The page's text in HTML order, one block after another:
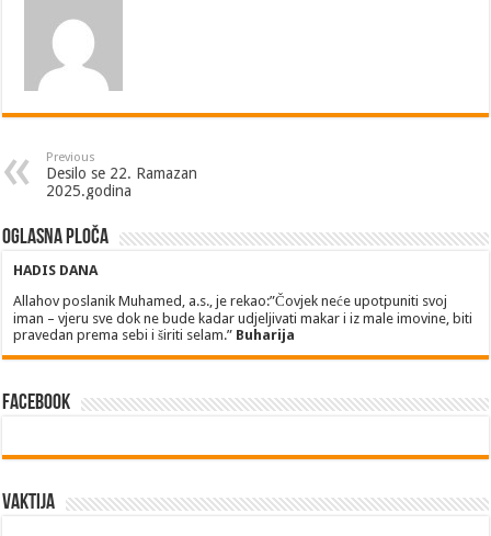
Previous
Desilo se 22. Ramazan
2025.godina
Oglasna ploča
HADIS DANA
Allahov poslanik Muhamed, a.s., je rekao:”Čovjek neće upotpuniti svoj
iman – vjeru sve dok ne bude kadar udjeljivati makar i iz male imovine, biti
pravedan prema sebi i širiti selam.” Buharija
Facebook
Vaktija